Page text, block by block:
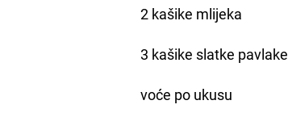
2 kašike mlijeka
3 kašike slatke pavlake
voće po ukusu